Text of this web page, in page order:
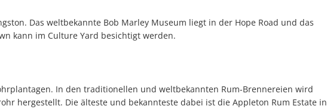
Das weltbekannte Bob Marley Museum liegt in der Hope Road und das
kann im Culture Yard besichtigt werden.
In den traditionellen und weltbekannten Rum-Brennereien wird
hergestellt. Die älteste und bekannteste dabei ist die Appleton Rum Estate in